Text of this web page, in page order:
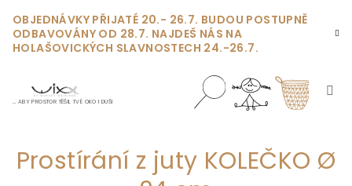
na
obsah
OBJEDNÁVKY PŘIJATÉ 20.- 26.7. BUDOU POSTUPNĚ
ODBAVOVÁNY OD 28.7. NAJDEŠ NÁS NA
HOLAŠOVICKÝCH SLAVNOSTECH 24.-26.7.
… ABY PROSTOR TĚŠIL TVÉ OKO I DUŠI
HledatPřihlášení
košík
Prostírání z juty KOLEČKO Ø